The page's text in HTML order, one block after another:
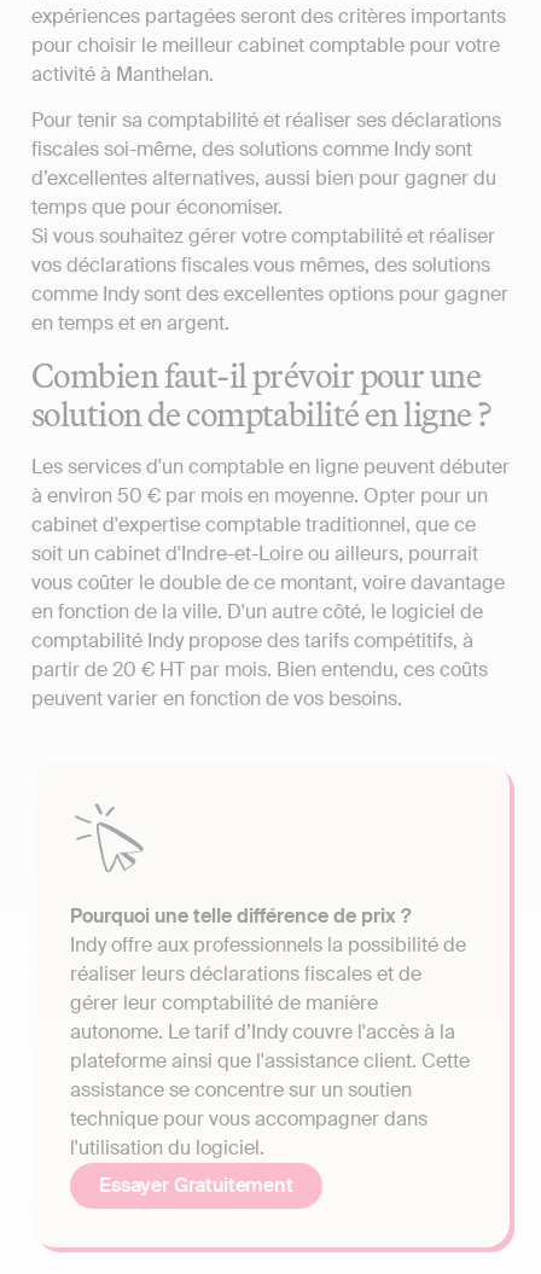
expériences partagées seront des critères importants
pour choisir le meilleur cabinet comptable pour votre
activité à Manthelan.
Pour tenir sa comptabilité et réaliser ses déclarations
fiscales soi-même, des solutions comme Indy sont
d’excellentes alternatives, aussi bien pour gagner du
temps que pour économiser.
Si vous souhaitez gérer votre comptabilité et réaliser
vos déclarations fiscales vous mêmes, des solutions
comme Indy sont des excellentes options pour gagner
en temps et en argent.
Combien faut-il prévoir pour une
solution de comptabilité en ligne ?
Les services d'un comptable en ligne peuvent débuter
à environ 50 € par mois en moyenne. Opter pour un
cabinet d'expertise comptable traditionnel, que ce
soit un cabinet d'Indre-et-Loire ou ailleurs, pourrait
vous coûter le double de ce montant, voire davantage
en fonction de la ville. D'un autre côté, le logiciel de
comptabilité Indy propose des tarifs compétitifs, à
partir de 20 € HT par mois. Bien entendu, ces coûts
peuvent varier en fonction de vos besoins.
Pourquoi une telle différence de prix ?
Indy offre aux professionnels la possibilité de
réaliser leurs déclarations fiscales et de
gérer leur comptabilité de manière
autonome. Le tarif d’Indy couvre l'accès à la
plateforme ainsi que l'assistance client. Cette
assistance se concentre sur un soutien
technique pour vous accompagner dans
l'utilisation du logiciel.
Essayer Gratuitement